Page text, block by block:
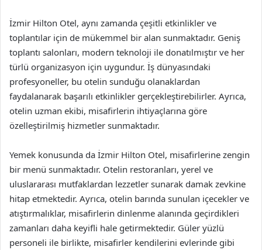
İzmir Hilton Otel, aynı zamanda çeşitli etkinlikler ve
toplantılar için de mükemmel bir alan sunmaktadır. Geniş
toplantı salonları, modern teknoloji ile donatılmıştır ve her
türlü organizasyon için uygundur. İş dünyasındaki
profesyoneller, bu otelin sunduğu olanaklardan
faydalanarak başarılı etkinlikler gerçekleştirebilirler. Ayrıca,
otelin uzman ekibi, misafirlerin ihtiyaçlarına göre
özelleştirilmiş hizmetler sunmaktadır.
Yemek konusunda da İzmir Hilton Otel, misafirlerine zengin
bir menü sunmaktadır. Otelin restoranları, yerel ve
uluslararası mutfaklardan lezzetler sunarak damak zevkine
hitap etmektedir. Ayrıca, otelin barında sunulan içecekler ve
atıştırmalıklar, misafirlerin dinlenme alanında geçirdikleri
zamanları daha keyifli hale getirmektedir. Güler yüzlü
personeli ile birlikte, misafirler kendilerini evlerinde gibi